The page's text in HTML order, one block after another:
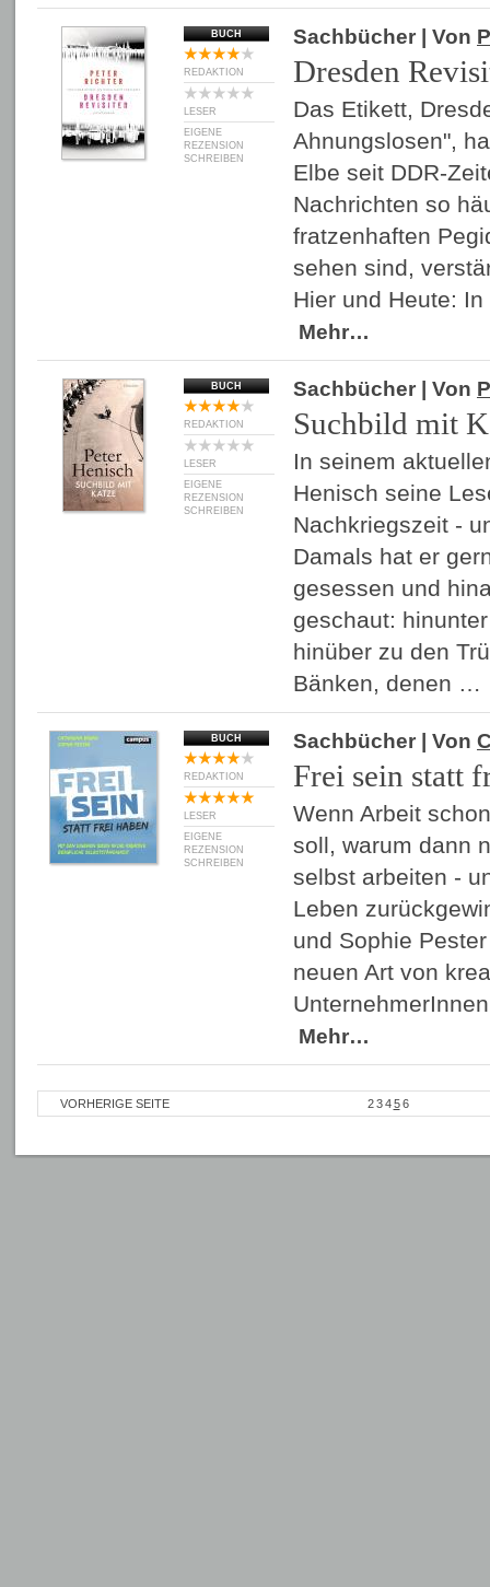
BUCH
REDAKTION
LESER
EIGENE
REZENSION
SCHREIBEN
Sachbücher | Von
Dresden
Das Etikett,
Ahnungslosen",
Elbe seit DDR-
Nachrichten so
fratzenhaften
sehen sind,
Hier und Heute:
Mehr…
BUCH
REDAKTION
LESER
EIGENE
REZENSION
SCHREIBEN
Sachbücher | Von
Suchbild mit
In seinem
Henisch seine
Nachkriegszeit -
Damals hat er
gesessen und
geschaut:
hinüber zu den
Bänken, denen …
BUCH
REDAKTION
LESER
EIGENE
REZENSION
SCHREIBEN
Sachbücher | Von
Frei sein statt
Wenn Arbeit
soll, warum dann
selbst arbeiten -
Leben
und Sophie
neuen Art von
Mehr…
VORHERIGE SEITE 2 3 4 5 6